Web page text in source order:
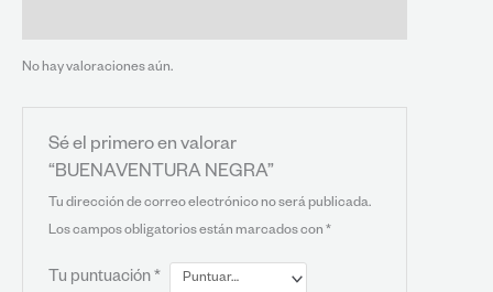
No hay valoraciones aún.
Sé el primero en valorar
“BUENAVENTURA NEGRA”
Tu dirección de correo electrónico no será publicada.
Los campos obligatorios están marcados con *
Tu puntuación*